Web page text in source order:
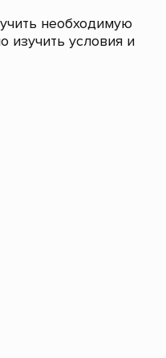
необходимую
условия и